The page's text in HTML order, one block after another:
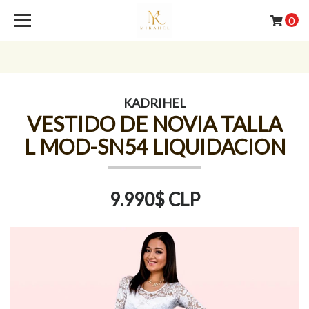
0
KADRIHEL
VESTIDO DE NOVIA TALLA
L MOD-SN54 LIQUIDACION
9.990$ CLP